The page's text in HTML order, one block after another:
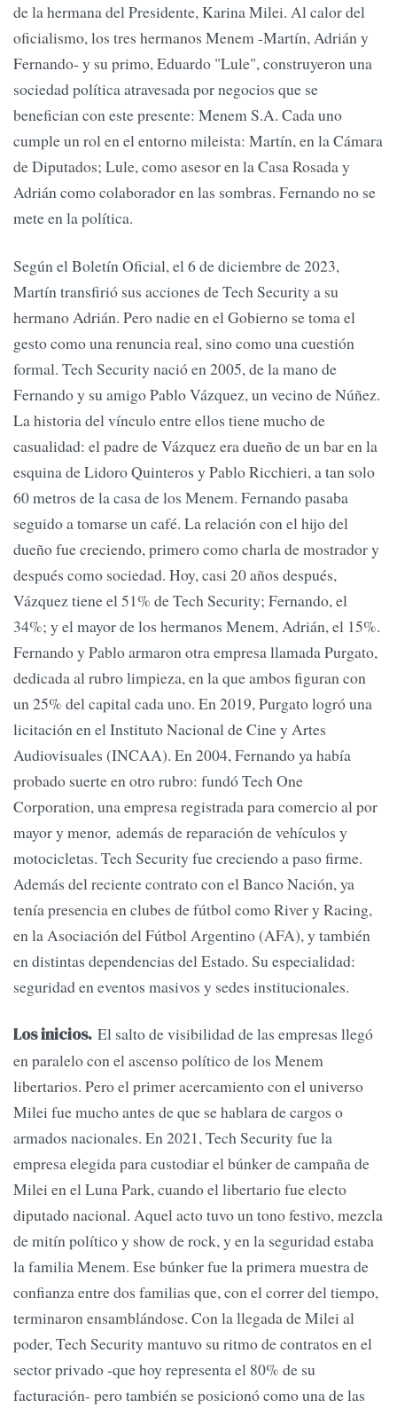
de la hermana del Presidente, Karina Milei. Al calor del
oficialismo, los tres hermanos Menem -Martín, Adrián y
Fernando- y su primo, Eduardo "Lule", construyeron una
sociedad política atravesada por negocios que se
benefician con este presente: Menem S.A. Cada uno
cumple un rol en el entorno mileista: Martín, en la Cámara
de Diputados; Lule, como asesor en la Casa Rosada y
Adrián como colaborador en las sombras. Fernando no se
mete en la política.
Según el Boletín Oficial, el 6 de diciembre de 2023,
Martín transfirió sus acciones de Tech Security a su
hermano Adrián. Pero nadie en el Gobierno se toma el
gesto como una renuncia real, sino como una cuestión
formal. Tech Security nació en 2005, de la mano de
Fernando y su amigo Pablo Vázquez, un vecino de Núñez.
La historia del vínculo entre ellos tiene mucho de
casualidad: el padre de Vázquez era dueño de un bar en la
esquina de Lidoro Quinteros y Pablo Ricchieri, a tan solo
60 metros de la casa de los Menem. Fernando pasaba
seguido a tomarse un café. La relación con el hijo del
dueño fue creciendo, primero como charla de mostrador y
después como sociedad. Hoy, casi 20 años después,
Vázquez tiene el 51% de Tech Security; Fernando, el
34%; y el mayor de los hermanos Menem, Adrián, el 15%.
Fernando y Pablo armaron otra empresa llamada Purgato,
dedicada al rubro limpieza, en la que ambos figuran con
un 25% del capital cada uno. En 2019, Purgato logró una
licitación en el Instituto Nacional de Cine y Artes
Audiovisuales (INCAA). En 2004, Fernando ya había
probado suerte en otro rubro: fundó Tech One
Corporation, una empresa registrada para comercio al por
mayor y menor, además de reparación de vehículos y
motocicletas. Tech Security fue creciendo a paso firme.
Además del reciente contrato con el Banco Nación, ya
tenía presencia en clubes de fútbol como River y Racing,
en la Asociación del Fútbol Argentino (AFA), y también
en distintas dependencias del Estado. Su especialidad:
seguridad en eventos masivos y sedes institucionales.
Los inicios. El salto de visibilidad de las empresas llegó
en paralelo con el ascenso político de los Menem
libertarios. Pero el primer acercamiento con el universo
Milei fue mucho antes de que se hablara de cargos o
armados nacionales. En 2021, Tech Security fue la
empresa elegida para custodiar el búnker de campaña de
Milei en el Luna Park, cuando el libertario fue electo
diputado nacional. Aquel acto tuvo un tono festivo, mezcla
de mitín político y show de rock, y en la seguridad estaba
la familia Menem. Ese búnker fue la primera muestra de
confianza entre dos familias que, con el correr del tiempo,
terminaron ensamblándose. Con la llegada de Milei al
poder, Tech Security mantuvo su ritmo de contratos en el
sector privado -que hoy representa el 80% de su
facturación- pero también se posicionó como una de las